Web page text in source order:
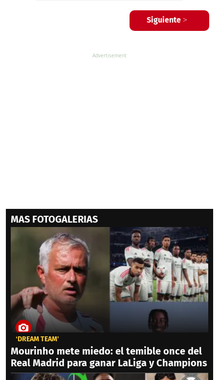
Siguiente >
MAS FOTOGALERIAS
‘DREAM TEAM'
Mourinho mete miedo: el temible once del
Real Madrid para ganar LaLiga y Champions